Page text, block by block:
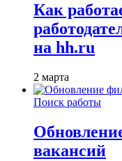
Как
на hh.ru
2 марта
Поиск работы
вакансий